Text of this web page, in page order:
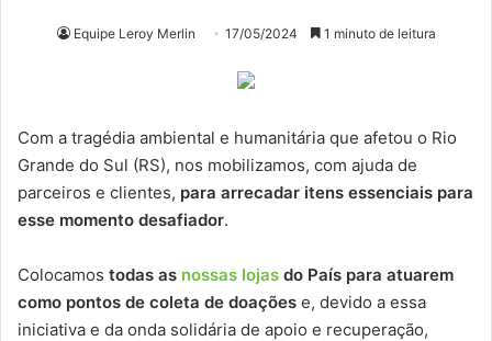
Equipe Leroy Merlin 17/05/2024 1 minuto de leitura
Com a tragédia ambiental e humanitária que afetou o Rio
Grande do Sul (RS), nos mobilizamos, com ajuda de
parceiros e clientes, para arrecadar itens essenciais para
esse momento desafiador.
Colocamos todas as nossas lojas do País para atuarem
como pontos de coleta de doações e, devido a essa
iniciativa e da onda solidária de apoio e recuperação,